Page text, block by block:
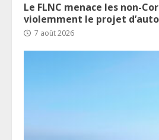
Le FLNC menace les non-
violemment le projet
7 août 2026